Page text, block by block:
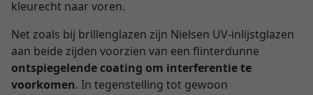
kleurecht naar voren.
Net zoals bij brillenglazen zijn Nielsen UV-inlijstglazen
aan beide zijden voorzien van een flinterdunne
ontspiegelende coating om interferentie te
voorkomen. In tegenstelling tot gewoon